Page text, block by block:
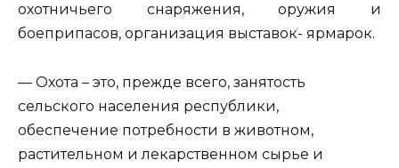
охотничьего снаряжения, оружия и
боеприпасов, организация выставок- ярмарок.
— Охота – это, прежде всего, занятость
сельского населения республики,
обеспечение потребности в животном,
растительном и лекарственном сырье и